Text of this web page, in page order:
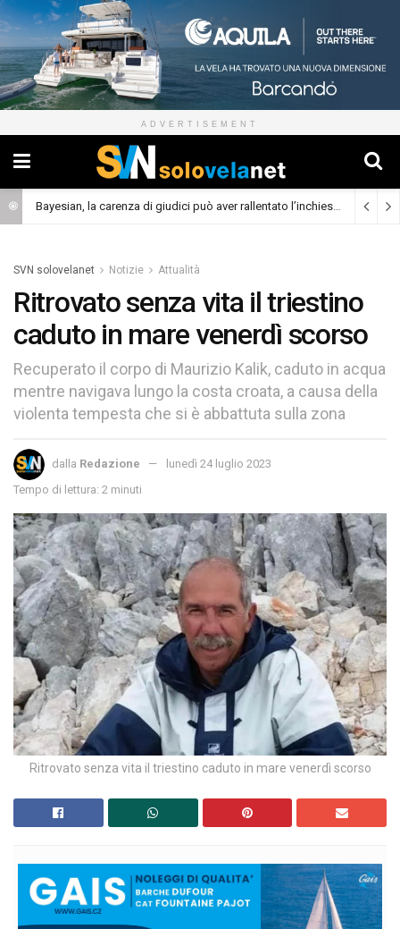
ADVERTISEMENT
Bayesian, la carenza di giudici può aver rallentato l’inchiesta (Cronaca)
SVN solovelanet Notizie Attualità
Ritrovato senza vita il triestino
caduto in mare venerdì scorso
Recuperato il corpo di Maurizio Kalik, caduto in acqua
mentre navigava lungo la costa croata, a causa della
violenta tempesta che si è abbattuta sulla zona
dalla Redazione
lunedì 24 luglio 2023
Tempo di lettura: 2 minuti
Ritrovato senza vita il triestino caduto in mare venerdì scorso